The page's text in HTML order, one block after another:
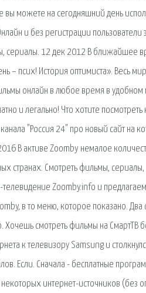
вы можете на сегодняшний день
и без регистрации пользователи
сериалы. 12 дек 2012 В
– псих! История оптимиста». Весь
онлайн в любое время в
и легально! Что хотите
"Россия 24" про новый сайт на
В активе Zoomby немалое
странах. Смотреть фильмы,
телевидение Zoomby.info и
в то меню, которое показано.
смотреть фильмы на СмартТВ
к телевизору Samsung и
Если. Сначала - бесплатные
интернет-источников (без